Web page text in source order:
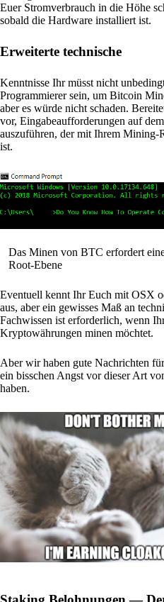
Euer Stromverbrauch in die Höhe
sobald die Hardware installiert ist.
Erweiterte technische
Kenntnisse Ihr müsst nicht
Programmierer sein, um Bitcoin
aber es würde nicht schaden.
vor, Eingabeaufforderungen auf
auszuführen, der mit Ihrem Mining-
ist.
Das Minen von BTC erfordert
Root-Ebene
Eventuell kennt Ihr Euch mit OSX
aus, aber ein gewisses Maß an
Fachwissen ist erforderlich, wenn
Kryptowährungen minen möchtet.
Aber wir haben gute Nachrichten
ein bisschen Angst vor dieser Art
haben.